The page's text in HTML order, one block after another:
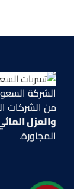
الشركة
من الشركات
والعزل
المجاورة.